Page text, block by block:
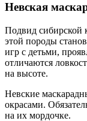
Невская
Подвид сибирской
этой породы
игр с детьми,
отличаются
на высоте.
Невские
окрасами.
на их мордочке.